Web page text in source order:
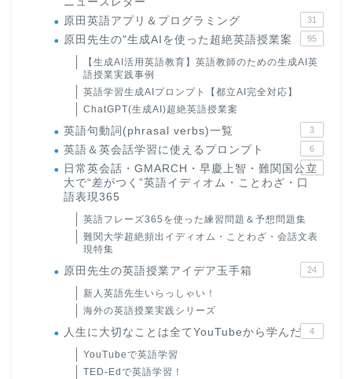
原田英語アプリ＆プログラミング
31
原田先生の"生成AIを使った超絶英語授業案 95
【生成AI活用英語教育】英語教師のための生成AI英
語授業実践事例
英語学習生成AIプロンプト【都立AI完全対応】
ChatGPT(生成AI)超絶英語授業案
英語句動詞(phrasal verbs)一覧 3
英語＆英会話学習に使えるプロンプト 6
日常英会話・GMARCH・早慶上智・難関国公立
大で“差がつく”英語イディオム・ことわざ・口
語表現365
22
英語フレーズ365を使った練習問題＆予想問題集
難関大学超絶頻出イディオム・ことわざ・会話文表
現特集
原田先生の英語授業アイデア玉手箱 24
新人英語先生いらっしゃい！
海外の英語授業実践シリーズ
人生に大切なことは全てYouTubeから学んだ 4
YouTubeで英語学習
TED-Edで英語学習！